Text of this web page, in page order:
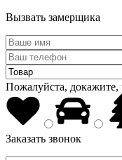
Вызвать замерщика
Пожалуйста, докажите,
Заказать звонок